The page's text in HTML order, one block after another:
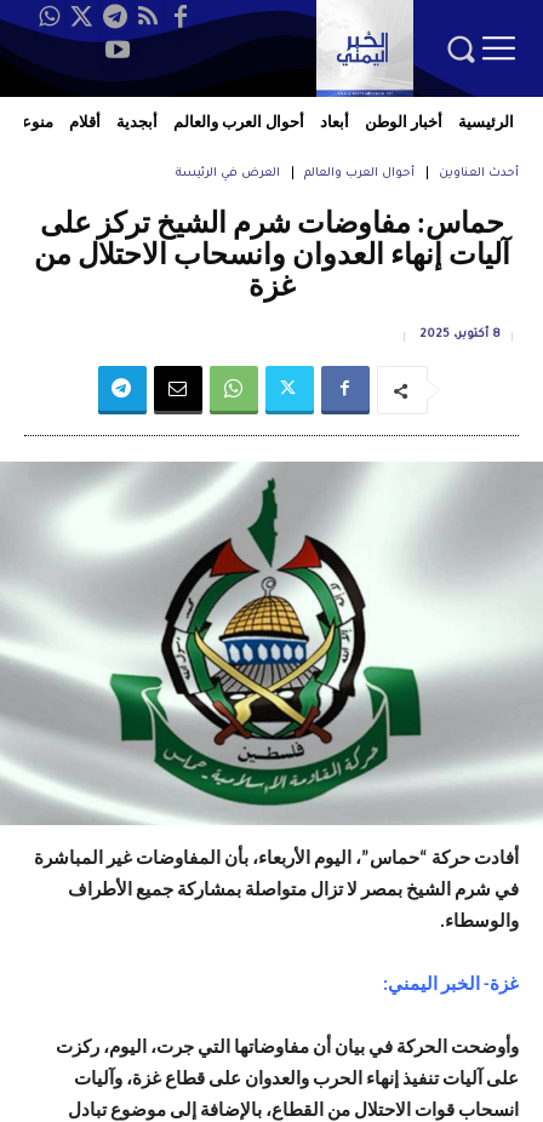
الرئيسية أخبار الوطن أبعاد أحوال العرب والعالم أبجدية أقلام منوعات
أحدث العناوين أحوال العرب والعالم العرض في الرئيسة
حماس: مفاوضات شرم الشيخ تركز على
آليات إنهاء العدوان وانسحاب الاحتلال من
غزة
8 أكتوبر، 2025
أفادت حركة “حماس”، اليوم الأربعاء، بأن المفاوضات غير المباشرة
في شرم الشيخ بمصر لا تزال متواصلة بمشاركة جميع الأطراف
والوسطاء.
غزة- الخبر اليمني:
وأوضحت الحركة في بيان أن مفاوضاتها التي جرت، اليوم، ركزت
على آليات تنفيذ إنهاء الحرب والعدوان على قطاع غزة، وآليات
انسحاب قوات الاحتلال من القطاع، بالإضافة إلى موضوع تبادل